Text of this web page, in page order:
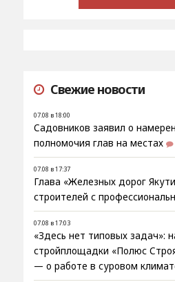
Свежие новости
07.08 в 18:00
Садовников заявил о
полномочия глав на местах
07.08 в 17:37
Глава «Железных дорог
строителей с
07.08 в 17:03
«Здесь нет типовых задач»:
стройплощадки «Полюс
— о работе в суровом